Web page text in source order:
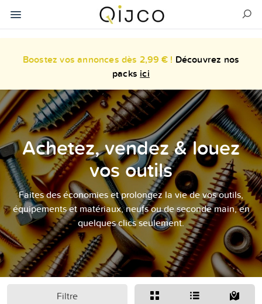
Boostez vos annonces dès 2,99 € ! Découvrez nos
packs ici
Achetez, vendez & louez
vos outils
Faites des économies et prolongez la vie de vos outils,
équipements et matériaux, neufs ou de seconde main, en
quelques clics seulement.
Filtre